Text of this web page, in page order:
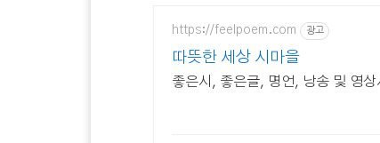
https://feelpoem.com 광고
따뜻한 세상 시마을
좋은시, 좋은글, 명언, 낭송 및 영